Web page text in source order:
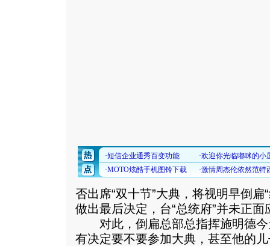
否出席“双十节”大典，将视明早倒扁
做出最后决定，台“总统府”并未正面
对此，倒扁总部总指挥施明德今
有决定要不要参加大典，甚至他的